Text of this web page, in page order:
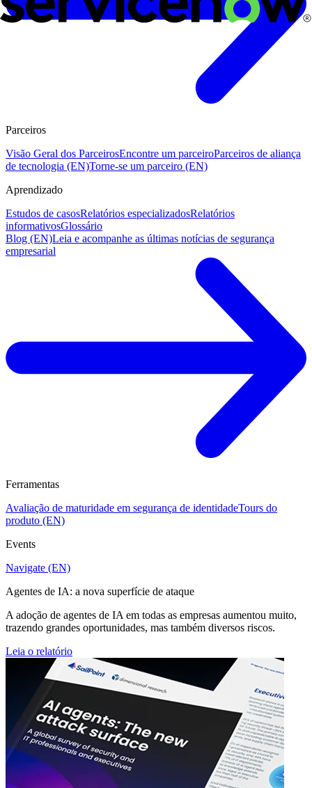
Parceiros
Visão Geral dos ParceirosEncontre um parceiroParceiros de aliança
de tecnologia (EN)Torne-se um parceiro (EN)
Aprendizado
Estudos de casosRelatórios especializadosRelatórios
informativosGlossário
Blog (EN)Leia e acompanhe as últimas notícias de segurança
empresarial
Ferramentas
Avaliação de maturidade em segurança de identidadeTours do
produto (EN)
Events
Navigate (EN)
Agentes de IA: a nova superfície de ataque
A adoção de agentes de IA em todas as empresas aumentou muito,
trazendo grandes oportunidades, mas também diversos riscos.
Leia o relatório